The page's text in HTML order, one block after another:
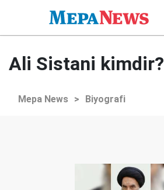
Ali Sistani kimdir?
Mepa News > Biyografi